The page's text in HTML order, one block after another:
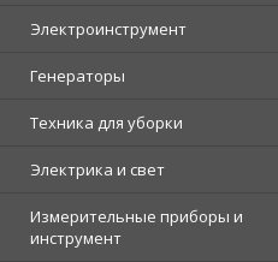
Электроинструмент
Генераторы
Техника для уборки
Электрика и свет
Измерительные приборы и
инструмент